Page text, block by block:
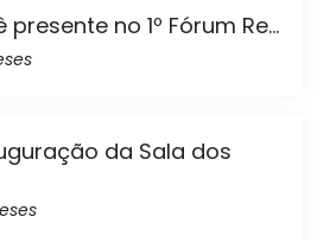
presente no 1º Fórum Re...
da Sala dos